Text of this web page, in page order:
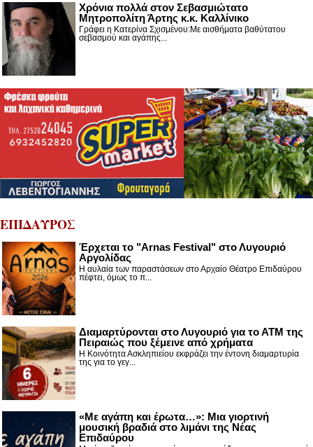
Χρόνια πολλά στον Σεβασμιώτατο
Μητροπολίτη Άρτης κ.κ. Καλλίνικο
Γράφει η Κατερίνα Σχισμένου:Με αισθήματα βαθύτατου
σεβασμού και αγάπης...
ΕΠΙΔΑΥΡΟΣ
Έρχεται το "Arnas Festival" στο Λυγουριό
Αργολίδας
Η αυλαία των παραστάσεων στο Αρχαίο Θέατρο Επιδαύρου
πέφτει, όμως το π...
Διαμαρτύρονται στο Λυγουριό για το ΑΤΜ της
Πειραιώς που ξέμεινε από χρήματα
Η Κοινότητα Ασκληπιείου εκφράζει την έντονη διαμαρτυρία
της για το γεγ...
«Με αγάπη και έρωτα…»: Μια γιορτινή
μουσική βραδιά στο λιμάνι της Νέας
Επιδαύρου